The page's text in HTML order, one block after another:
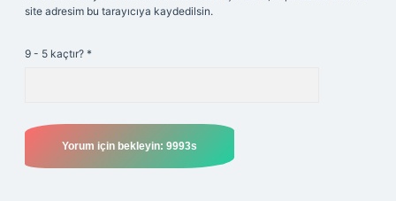
site adresim bu tarayıcıya kaydedilsin.
9 - 5 kaçtır? *